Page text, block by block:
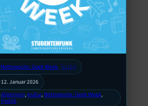
Mottowoche: Geek Week [S1/E3]
12. Januar 2026
Allgemein, Kultur, Mottowoche: Geek Week,
Politik